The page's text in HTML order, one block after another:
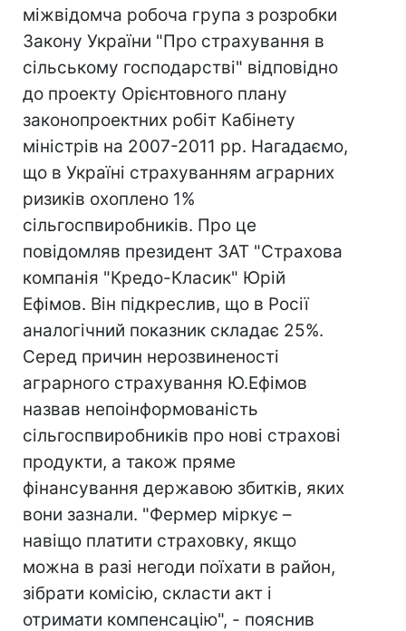
міжвідомча робоча група з розробки
Закону України "Про страхування в
сільському господарстві" відповідно
до проекту Орієнтовного плану
законопроектних робіт Кабінету
міністрів на 2007-2011 рр. Нагадаємо,
що в Україні страхуванням аграрних
ризиків охоплено 1%
сільгоспвиробників. Про це
повідомляв президент ЗАТ "Страхова
компанія "Кредо-Класик" Юрій
Ефімов. Він підкреслив, що в Росії
аналогічний показник складає 25%.
Серед причин нерозвиненості
аграрного страхування Ю.Ефімов
назвав непоінформованість
сільгоспвиробників про нові страхові
продукти, а також пряме
фінансування державою збитків, яких
вони зазнали. "Фермер міркує –
навіщо платити страховку, якщо
можна в разі негоди поїхати в район,
зібрати комісію, скласти акт і
отримати компенсацію", - пояснив